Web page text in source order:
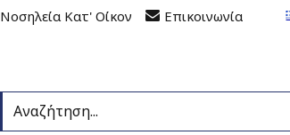
Νοσηλεία Κατ' Οίκον Επικοινωνία